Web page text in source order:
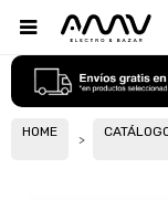

HOME